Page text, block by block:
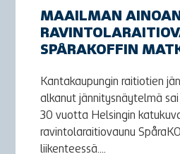
MAAILMAN
SPÅRAKOFFIN
Kantakaupungin raitiotien
alkanut jännitysnäytelmä
30 vuotta Helsingin
ravintolaraitiovaunu
liikenteessä....